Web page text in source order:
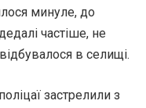
минуле, до
частіше, не
в селищі.
застрелили з